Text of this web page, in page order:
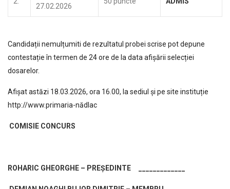
27.02.2026
Candidații nemulțumiti de rezultatul probei scrise pot depune
contestație în termen de 24 ore de la data afișării selecției
dosarelor.
Afișat astăzi 18.03.2026, ora 16.00, la sediul și pe site instituție
http://www.primaria-nădlac
COMISIE CONCURS
ROHARIC GHEORGHE – PREȘEDINTE _____________